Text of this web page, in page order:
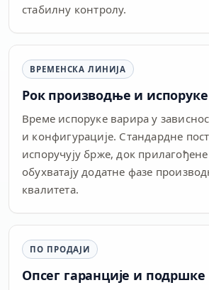
стабилну контролу.
ВРЕМЕНСКА ЛИНИЈА
Рок производње и испоруке
Време испоруке варира у
и конфигурације. Стандардне
испоручују брже, док
обухватају додатне фазе
квалитета.
ПО ПРОДАЈИ
Опсег гаранције и подршке